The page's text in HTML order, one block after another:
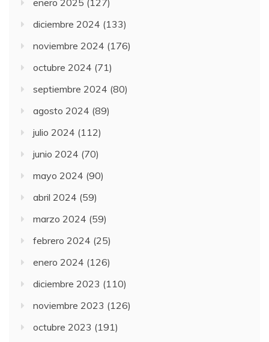
enero 2025 (127)
diciembre 2024 (133)
noviembre 2024 (176)
octubre 2024 (71)
septiembre 2024 (80)
agosto 2024 (89)
julio 2024 (112)
junio 2024 (70)
mayo 2024 (90)
abril 2024 (59)
marzo 2024 (59)
febrero 2024 (25)
enero 2024 (126)
diciembre 2023 (110)
noviembre 2023 (126)
octubre 2023 (191)